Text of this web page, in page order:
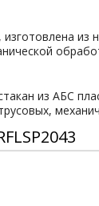
из
из АБС